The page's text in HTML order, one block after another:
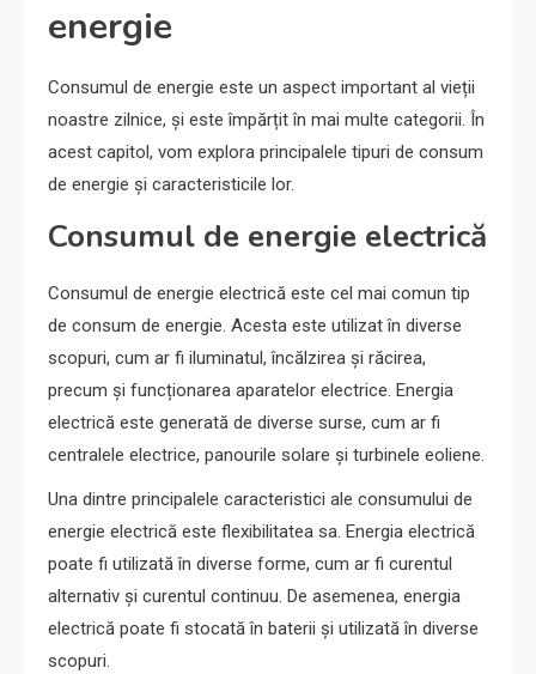
energie
Consumul de energie este un aspect important al vieții
noastre zilnice, și este împărțit în mai multe categorii. În
acest capitol, vom explora principalele tipuri de consum
de energie și caracteristicile lor.
Consumul de energie electrică
Consumul de energie electrică este cel mai comun tip
de consum de energie. Acesta este utilizat în diverse
scopuri, cum ar fi iluminatul, încălzirea și răcirea,
precum și funcționarea aparatelor electrice. Energia
electrică este generată de diverse surse, cum ar fi
centralele electrice, panourile solare și turbinele eoliene.
Una dintre principalele caracteristici ale consumului de
energie electrică este flexibilitatea sa. Energia electrică
poate fi utilizată în diverse forme, cum ar fi curentul
alternativ și curentul continuu. De asemenea, energia
electrică poate fi stocată în baterii și utilizată în diverse
scopuri.